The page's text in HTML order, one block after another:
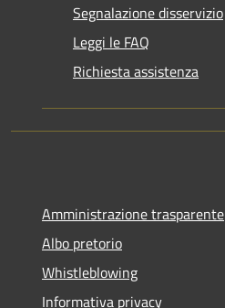
Segnalazione disservizio
Leggi le FAQ
Richiesta assistenza
Amministrazione trasparente
Albo pretorio
Whistleblowing
Informativa privacy